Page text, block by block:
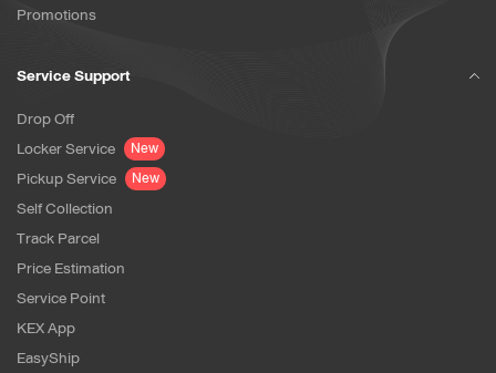
Promotions
Service Support
Drop Off
Locker Service
New
Pickup Service New
Self Collection
Track Parcel
Price Estimation
Service Point
KEX App
EasyShip